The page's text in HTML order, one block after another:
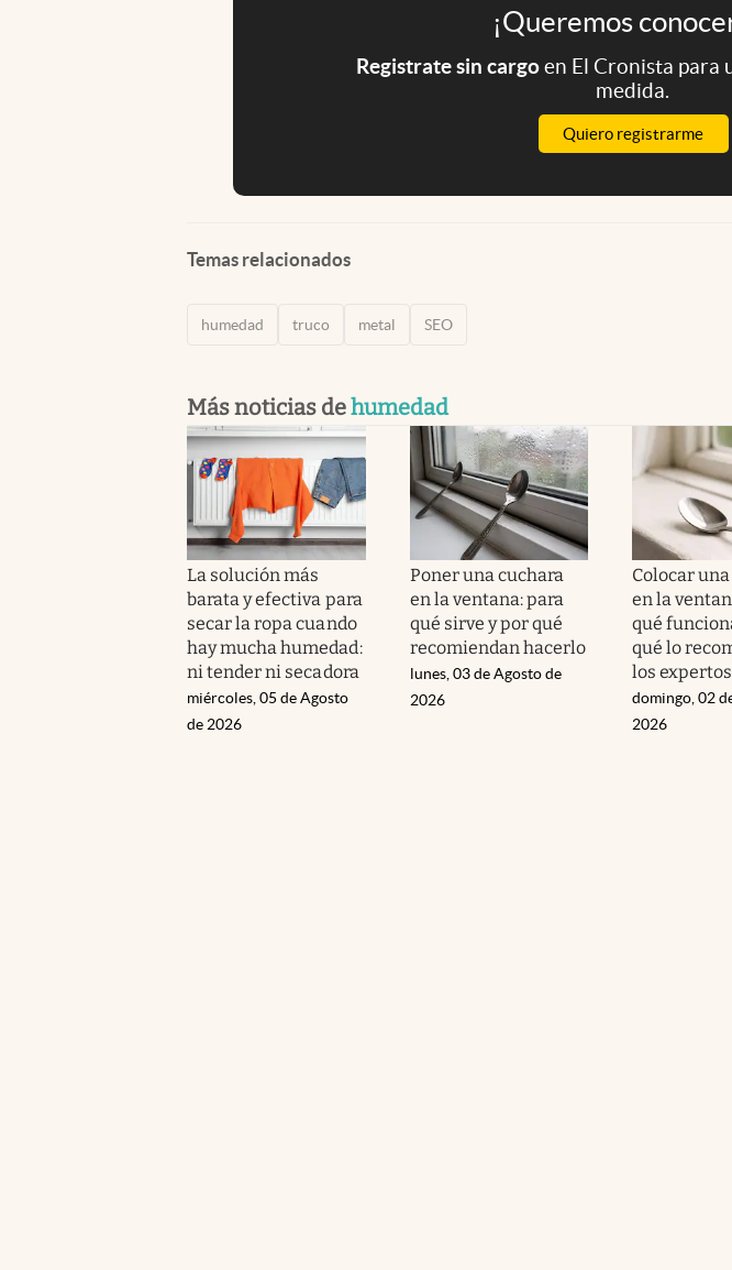
¡Queremos
Registrate sin cargoen El Cronista para
medida.
Quiero registrarme
Temas relacionados
humedad truco metal SEO
Más noticias dehumedad
La solución más
barata y efectiva para
secar la ropa cuando
hay mucha humedad:
ni tender ni secadora
miércoles, 05 de Agosto
de 2026
Poner una cuchara
en la ventana: para
qué sirve y por qué
recomiendan hacerlo
lunes, 03 de Agosto de
2026
Colocar
en la
qué
qué lo
los expertos
domingo, 02
2026